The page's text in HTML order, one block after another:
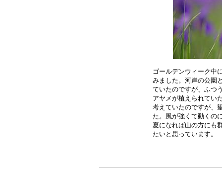
ゴールデンウィーク中
みました。河岸の公園
ていたのですが、ふつ
アヤメが植えられてい
考えていたのですが、
た。風が強くて動くの
夏になれば山の方にも